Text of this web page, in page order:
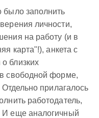
было заполнить
личности,
на работу (и в
карта"!), анкета с
близких
свободной форме,
прилагалось
работодатель,
И еще аналогичный